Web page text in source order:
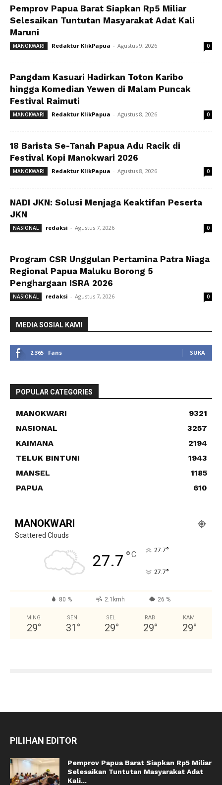
Pemprov Papua Barat Siapkan Rp5 Miliar
Selesaikan Tuntutan Masyarakat Adat Kali
Maruni
MANOKWARI Redaktur KlikPapua - Agustus 9, 2026 0
Pangdam Kasuari Hadirkan Toton Karibo
hingga Komedian Yewen di Malam Puncak
Festival Raimuti
MANOKWARI Redaktur KlikPapua - Agustus 8, 2026 0
18 Barista Se-Tanah Papua Adu Racik di
Festival Kopi Manokwari 2026
MANOKWARI Redaktur KlikPapua - Agustus 8, 2026 0
NADI JKN: Solusi Menjaga Keaktifan Peserta
JKN
NASIONAL redaksi - Agustus 7, 2026 0
Program CSR Unggulan Pertamina Patra Niaga
Regional Papua Maluku Borong 5
Penghargaan ISRA 2026
NASIONAL redaksi - Agustus 7, 2026 0
MEDIA SOSIAL KAMI
2,365 Fans SUKA
POPULAR CATEGORIES
MANOKWARI
9321
NASIONAL
3257
KAIMANA
2194
TELUK BINTUNI
1943
MANSEL
1185
PAPUA
610
MANOKWARI
Scattered Clouds
27.7 °C 27.7°
27.7°
80 % 2.1kmh 26 %
MING
29°
SEN
31 °
SEL
29°
RAB
29°
KAM
29°
PILIHAN EDITOR
Pemprov Papua Barat Siapkan Rp5 Miliar
Selesaikan Tuntutan Masyarakat Adat
Kali...